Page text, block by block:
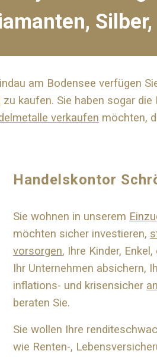
am Bodensee verfügen
zu kaufen. Sie haben sogar
verkaufen möchten,
Handelskontor
Sie wohnen in unserem
möchten sicher investieren,
vorsorgen, Ihre Kinder,
Ihr Unternehmen absichern,
inflations- und krisensicher
beraten Sie.
Sie wollen Ihre
wie Renten-,